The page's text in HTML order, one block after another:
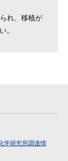
れ、移植が
。
学研究所調達情